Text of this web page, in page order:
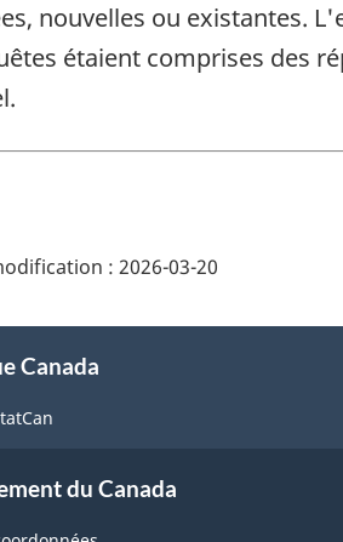
nouvelles ou existantes.
étaient comprises des
: 2026-03-20
Canada
du Canada